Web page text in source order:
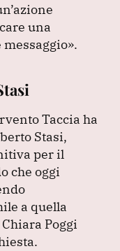
una
.
Taccia ha
Stasi,
per il
che oggi
a quella
Poggi